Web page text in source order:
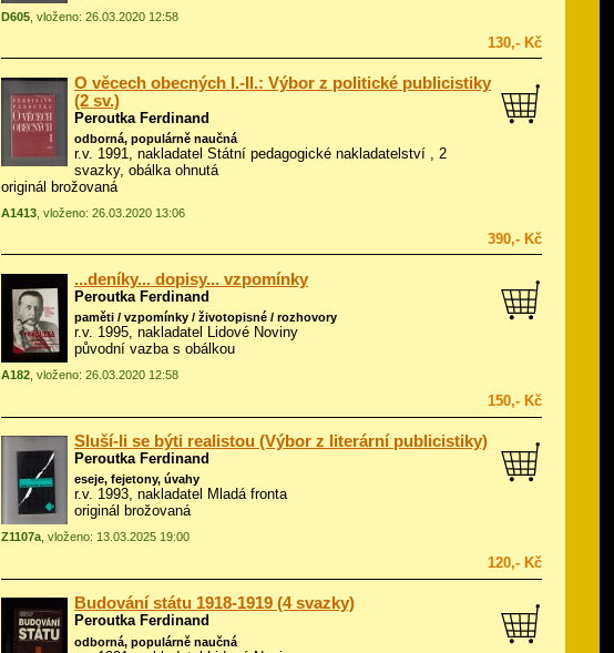
D605 , vloženo: 26.03.2020 12:58
130,- Kč
O věcech obecných I.-II.: Výbor z politické publicistiky
(2 sv.)
Peroutka Ferdinand
odborná, populárně naučná
r.v. 1991, nakladatel Státní pedagogické nakladatelství , 2
svazky, obálka ohnutá
originál brožovaná
A1413 , vloženo: 26.03.2020 13:06
390,- Kč
...deníky... dopisy... vzpomínky
Peroutka Ferdinand
paměti / vzpomínky / životopisné / rozhovory
r.v. 1995, nakladatel Lidové Noviny
původní vazba s obálkou
A182 , vloženo: 26.03.2020 12:58
150,- Kč
Sluší-li se býti realistou (Výbor z literární publicistiky)
Peroutka Ferdinand
eseje, fejetony, úvahy
r.v. 1993, nakladatel Mladá fronta
originál brožovaná
Z1107a, vloženo: 13.03.2025 19:00
120,- Kč
Budování státu 1918-1919 (4 svazky)
Peroutka Ferdinand
odborná, populárně naučná